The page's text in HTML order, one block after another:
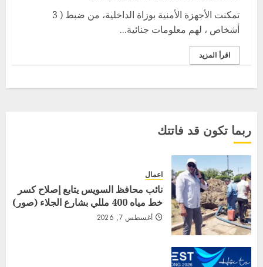
تمكنت الأجهزة الأمنية بوزاة الداخلية، من ضبط ( 3
أشخاص ، لهم معلومات جنائية...
اقرأ المزيد
ربما تكون قد فاتتك
اعمال
نائب محافظ السويس يتابع إصلاح كسر
خط مياه 400 مللي بشارع الجلاء (صور)
أغسطس 7, 2026